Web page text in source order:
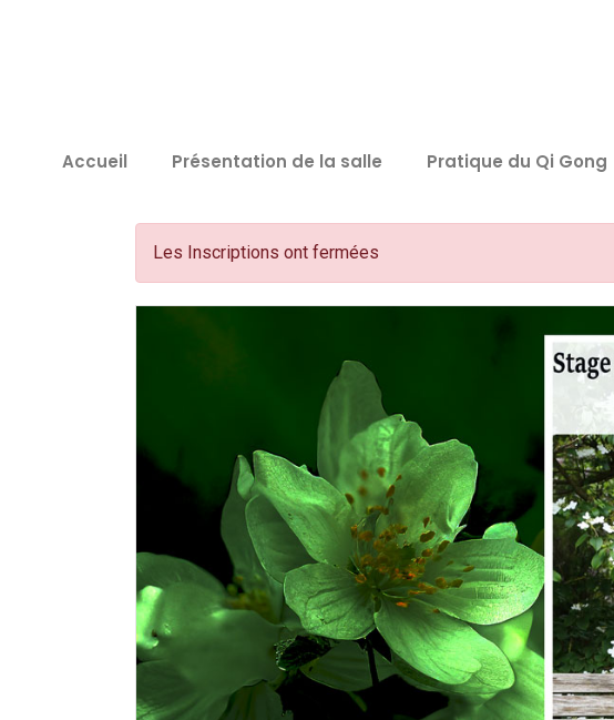
Accueil Présentation de la salle Pratique du Qi Gong
Les Inscriptions ont fermées